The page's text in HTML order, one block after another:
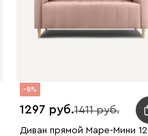
1896
8
1297 1411
Диван прямой Маре-Мини